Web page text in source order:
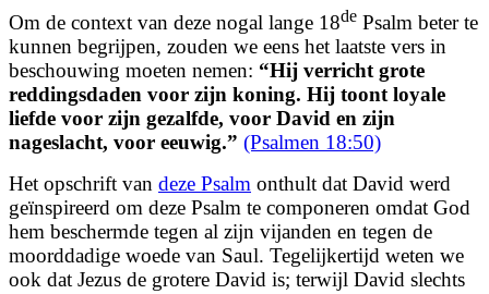
Om de context van deze nogal lange 18de Psalm beter te
kunnen begrijpen, zouden we eens het laatste vers in
beschouwing moeten nemen: “Hij verricht grote
reddingsdaden voor zijn koning. Hij toont loyale
liefde voor zijn gezalfde, voor David en zijn
nageslacht, voor eeuwig.” (Psalmen 18:50)
Het opschrift van deze Psalm onthult dat David werd
geïnspireerd om deze Psalm te componeren omdat God
hem beschermde tegen al zijn vijanden en tegen de
moorddadige woede van Saul. Tegelijkertijd weten we
ook dat Jezus de grotere David is; terwijl David slechts